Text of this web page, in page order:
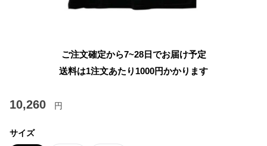
ご注文確定から7~28日でお届け予定
送料は1注文あたり 1000円かかります
10,260 円
サイズ